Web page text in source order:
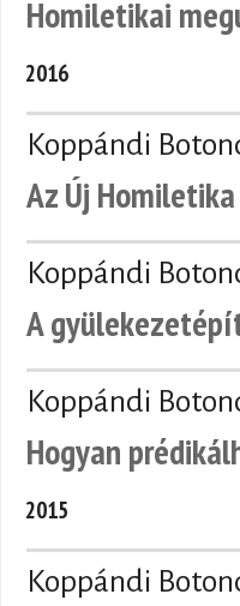
Homiletikai
2016
Koppándi
Az Új
Koppándi
A
Koppándi
Hogyan
2015
Koppándi